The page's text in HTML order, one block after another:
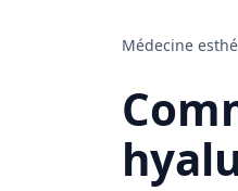
Médecine